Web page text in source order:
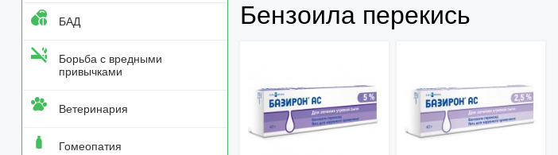
БАД
Борьба с вредными
привычками
Ветеринария
Гомеопатия
Бензоила перекись